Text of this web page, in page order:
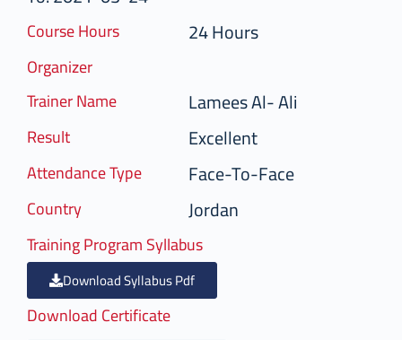
Course Hours 24 Hours
Organizer
Trainer Name
Lamees Al- Ali
Result Excellent
Attendance Type Face-To-Face
Country Jordan
Training Program Syllabus
Download Syllabus Pdf
Download Certificate